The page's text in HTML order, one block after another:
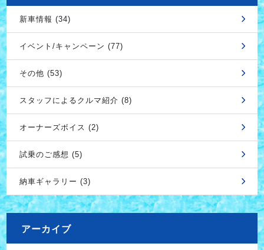
新車情報 (34)
イベント/キャンペーン (77)
その他 (53)
スタッフによるクルマ紹介 (8)
オーナーズボイス (2)
試乗のご感想 (5)
納車ギャラリー (3)
アーカイブ